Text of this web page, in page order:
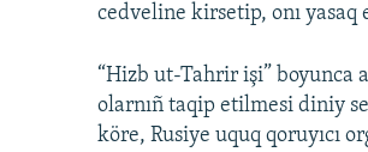
cedveline kirsetip, onı yasaq
“Hizb ut-Tahrir işi” boyunca
olarnıñ taqip etilmesi diniy
köre, Rusiye uquq qoruyıcı